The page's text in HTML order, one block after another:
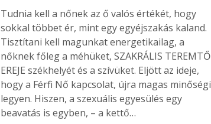
Tudnia kell a nőnek az ő valós értékét, hogy
sokkal többet ér, mint egy egyéjszakás kaland.
Tisztítani kell magunkat energetikailag, a
nőknek főleg a méhüket, SZAKRÁLIS TEREMTŐ
EREJE székhelyét és a szívüket. Eljött az ideje,
hogy a Férfi Nő kapcsolat, újra magas minőségi
legyen. Hiszen, a szexuális egyesülés egy
beavatás is egyben, – a kettő…